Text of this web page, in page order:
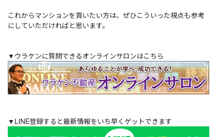
これからマンションを買いたい方は、ぜひこういった視点も参考
にしていただければと思います。
▼ウラケンに質問できるオンラインサロンはこちら
▼LINE登録すると最新情報をいち早くゲットできます